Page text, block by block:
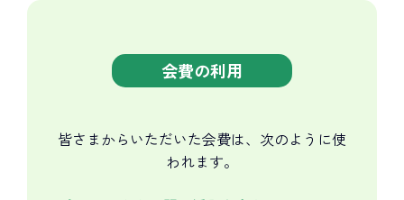
会費の利用
皆さまからいただいた会費は、次のように使
われます。